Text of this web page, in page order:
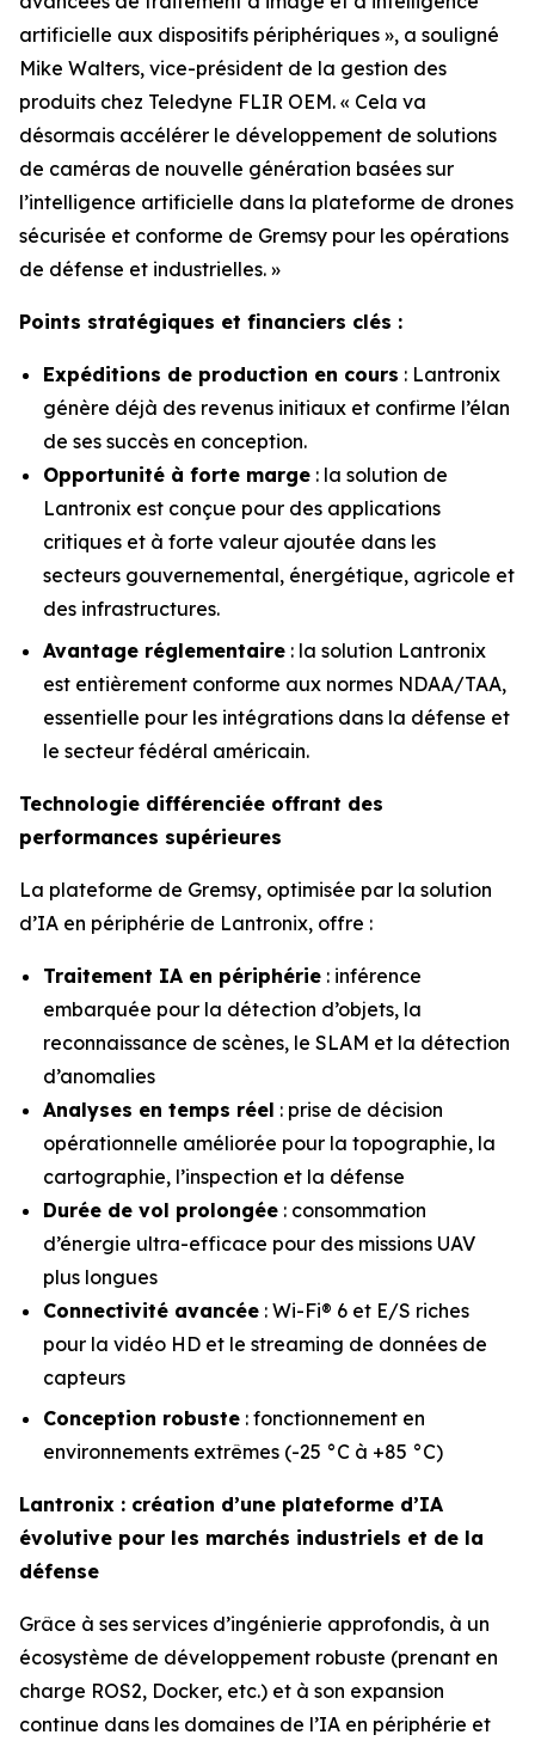
artificielle aux dispositifs périphériques », a souligné
Mike Walters, vice-président de la gestion des
produits chez Teledyne FLIR OEM. « Cela va
désormais accélérer le développement de solutions
de caméras de nouvelle génération basées sur
l’intelligence artificielle dans la plateforme de drones
sécurisée et conforme de Gremsy pour les opérations
de défense et industrielles. »
Points stratégiques et financiers clés :
Expéditions de production en cours : Lantronix
génère déjà des revenus initiaux et confirme l’élan
de ses succès en conception.
Opportunité à forte marge : la solution de
Lantronix est conçue pour des applications
critiques et à forte valeur ajoutée dans les
secteurs gouvernemental, énergétique, agricole et
des infrastructures.
Avantage réglementaire : la solution Lantronix
est entièrement conforme aux normes NDAA/TAA,
essentielle pour les intégrations dans la défense et
le secteur fédéral américain.
Technologie différenciée offrant des
performances supérieures
La plateforme de Gremsy, optimisée par la solution
d’IA en périphérie de Lantronix, offre :
Traitement IA en périphérie : inférence
embarquée pour la détection d’objets, la
reconnaissance de scènes, le SLAM et la détection
d’anomalies
Analyses en temps réel : prise de décision
opérationnelle améliorée pour la topographie, la
cartographie, l’inspection et la défense
Durée de vol prolongée : consommation
d’énergie ultra-efficace pour des missions UAV
plus longues
Connectivité avancée : Wi-Fi® 6 et E/S riches
pour la vidéo HD et le streaming de données de
capteurs
Conception robuste : fonctionnement en
environnements extrêmes (-25 °C à +85 °C)
Lantronix : création d’une plateforme d’IA
évolutive pour les marchés industriels et de la
défense
Grâce à ses services d’ingénierie approfondis, à un
écosystème de développement robuste (prenant en
charge ROS2, Docker, etc.) et à son expansion
continue dans les domaines de l’IA en périphérie et